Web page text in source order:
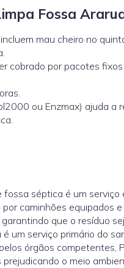
Fossa
mau cheiro no
cobrado por pacotes
ou Enzmax) ajuda a
séptica é um serviço
caminhões equipados
que o resíduo
um serviço primário do
órgãos competentes,
o meio